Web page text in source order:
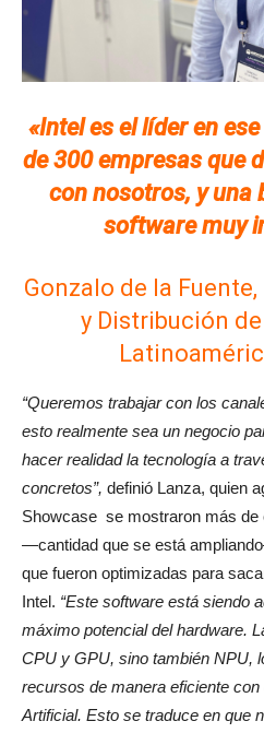
«Intel es el líder en
de 300 empresas que
con nosotros, y una
software muy
Gonzalo de la
y Distribución
“Queremos trabajar con los
esto realmente sea un negocio
hacer realidad la tecnología a
concretos”, definió Lanza, quien
Showcase se mostraron más de
—cantidad que se está
que fueron optimizadas para
Intel. “Este software está siendo
máximo potencial del hardware.
CPU y GPU, sino también NPU,
recursos de manera eficiente
Artificial. Esto se traduce en que